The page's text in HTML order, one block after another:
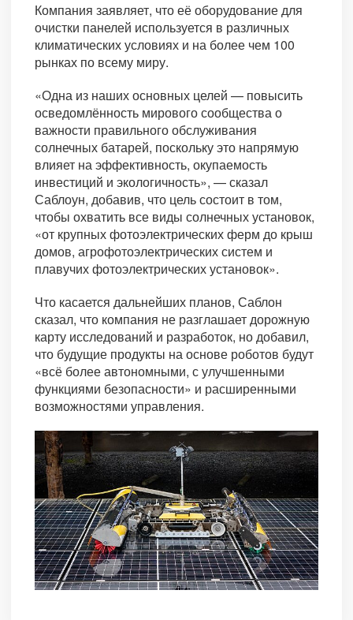
Компания заявляет, что её оборудование для
очистки панелей используется в различных
климатических условиях и на более чем 100
рынках по всему миру.
«Одна из наших основных целей — повысить
осведомлённость мирового сообщества о
важности правильного обслуживания
солнечных батарей, поскольку это напрямую
влияет на эффективность, окупаемость
инвестиций и экологичность», — сказал
Саблоун, добавив, что цель состоит в том,
чтобы охватить все виды солнечных установок,
«от крупных фотоэлектрических ферм до крыш
домов, агрофотоэлектрических систем и
плавучих фотоэлектрических установок».
Что касается дальнейших планов, Саблон
сказал, что компания не разглашает дорожную
карту исследований и разработок, но добавил,
что будущие продукты на основе роботов будут
«всё более автономными, с улучшенными
функциями безопасности» и расширенными
возможностями управления.